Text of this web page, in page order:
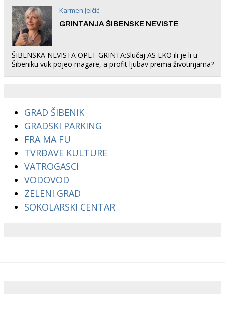
Karmen Jelčić
GRINTANJA ŠIBENSKE NEVISTE
ŠIBENSKA NEVISTA OPET GRINTA:Slučaj AS EKO ili je li u
Šibeniku vuk pojeo magare, a profit ljubav prema životinjama?
GRAD ŠIBENIK
GRADSKI PARKING
FRA MA FU
TVRĐAVE KULTURE
VATROGASCI
VODOVOD
ZELENI GRAD
SOKOLARSKI CENTAR